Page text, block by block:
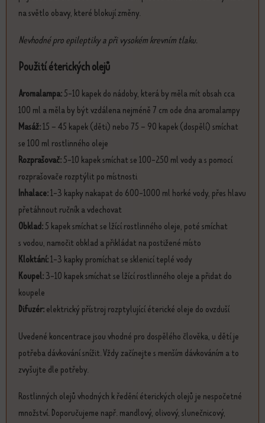
na světlo obavy, které blokují změny.
Nevhodné pro epileptiky a při vysokém krevním tlaku.
Použití éterických olejů
Aromalampa:5-10 kapek do nádoby, která by měla mít obsah cca
100 ml a měla by být vzdálena nejméně 7 cm ode dna aromalampy
Masáž:15 – 45 kapek (děti) nebo 75 – 90 kapek (dospělí) smíchat
se 100 ml rostlinného oleje
Rozprašovač:5-10 kapek smíchat se 100-250 ml vody a s pomocí
rozprašovače rozptýlit po místnosti
Inhalace:1-3 kapky nakapat do 600-1000 ml horké vody, přes hlavu
přetáhnout ručník a vdechovat
Obklad:5 kapek smíchat se lžící rostlinného oleje, poté smíchat
s vodou, namočit obklad a přikládat na postižené místo
Kloktání:1-3 kapky promíchat se sklenicí teplé vody
Koupel:3-10 kapek smíchat se lžící rostlinného oleje a přidat do
koupele
Difuzér:elektrický přístroj rozptylující éterické oleje do ovzduší
Uvedené koncentrace jsou vhodné pro dospělého člověka, u dětí je
potřeba dávkování snížit. Vždy začínejte s menším dávkováním a to
zvyšujte dle potřeby.
Rostlinných olejů vhodných k ředění éterických olejů je nespočetné
množství. Doporučujeme např. mandlový, olivový, slunečnicový,